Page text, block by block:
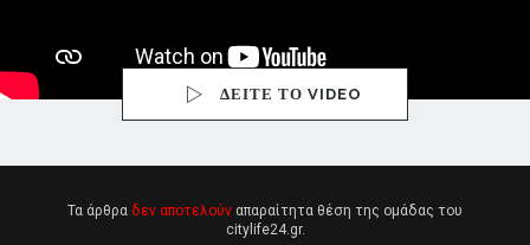
ΔΕΙΤΕ ΤΟ VIDEO
Τα άρθρα δεν αποτελούν απαραίτητα θέση της ομάδας του
citylife24.gr.